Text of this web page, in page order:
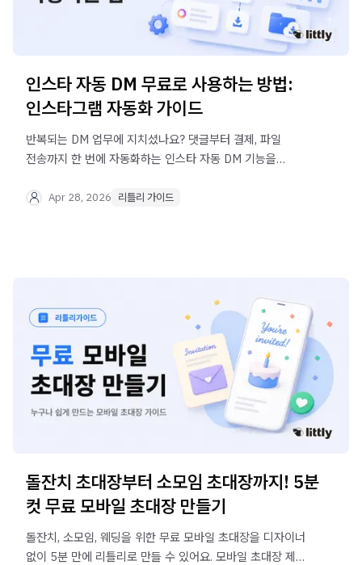
인스타 자동 DM 무료로 사용하는 방법:
인스타그램 자동화 가이드
반복되는 DM 업무에 지치셨나요? 댓글부터 결제, 파일
전송까지 한 번에 자동화하는 인스타 자동 DM 기능을
Apr 28, 2026 리틀리 가이드
돌잔치 초대장부터 소모임 초대장까지! 5분
컷 무료 모바일 초대장 만들기
돌잔치, 소모임, 웨딩을 위한 무료 모바일 초대장을 디자이너
없이 5분 만에 리틀리로 만들 수 있어요. 모바일 초대장 제작